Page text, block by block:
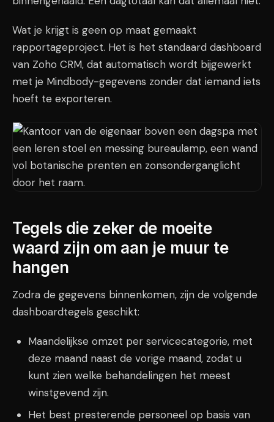
Wat je krijgt is geen op maat gemaakt
rapportageproject. Het is het standaard dashboard
van Zoho CRM, dat automatisch wordt bijgewerkt
met je Mindbody-gegevens zonder dat iemand iets
hoeft te exporteren.
Tegels die zeker de moeite
waard zijn om aan je muur te
hangen
Zodra de gegevens binnenkomen, zijn de volgende
dashboardtegels geschikt:
Maandelijkse omzet per servicecategorie, met
deze maand naast de vorige maand, zodat u
kunt zien welke behandelingen het meest
winstgevend zijn.
Het best presterende personeel op basis van